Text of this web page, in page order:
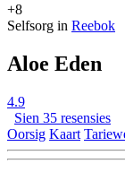
+8
Selfsorg in Reebok
Aloe Eden
4.9
Sien 35 resensies
Oorsig Kaart